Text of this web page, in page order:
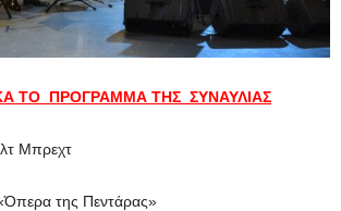
ΤΟ ΠΡΟΓΡΑΜΜΑ ΤΗΣ ΣΥΝΑΥΛΙΑΣ
Μπρεχτ
της Πεντάρας»